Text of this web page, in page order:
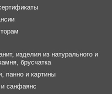
изделия из натурального и
брусчатка
панно и картины
санфаянс